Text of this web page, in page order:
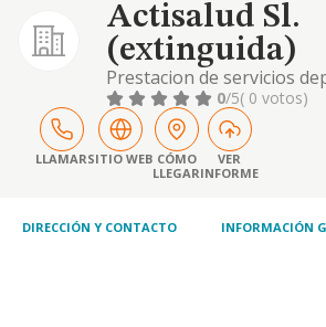
Actisalud Sl.
(extinguida)
Prestacion de servicios
y ocio. fabricacion,
comercializacion de
equipamiento y ropa
0/5( 0 votos)
LLAMARSITIO WEB CÓMO
LLEGAR
VER
INFORME
DIRECCIÓN Y CONTACTO INFORMACIÓN